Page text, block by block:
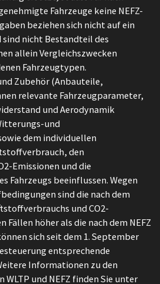
Fahrzeuge keine NEFZ-
beziehen sich nicht auf ein
sind nicht Bestandteil des
allein Vergleichszwecken
Fahrzeugtypen.
Zubehör (Anbauteile,
relevante Fahrzeugparameter,
und Aerodynamik
und
dem individuellen
den
Emissionen und die
Fahrzeugs beeinflussen. Wegen
sind die nach dem
und CO2-
Fällen höher als die nach dem NEFZ
sich seit dem 1. September
entsprechende
Informationen zu den
WLTP und NEFZ finden Sie unter